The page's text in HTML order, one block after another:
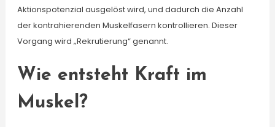
Aktionspotenzial ausgelöst wird, und dadurch die Anzahl
der kontrahierenden Muskelfasern kontrollieren. Dieser
Vorgang wird „Rekrutierung“ genannt.
Wie entsteht Kraft im
Muskel?